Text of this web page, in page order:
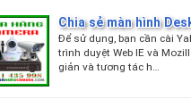
Chia sẻ màn hình
Để sử dụng, bạn cần cài
trình duyệt Web IE và
giản và tương tác h…